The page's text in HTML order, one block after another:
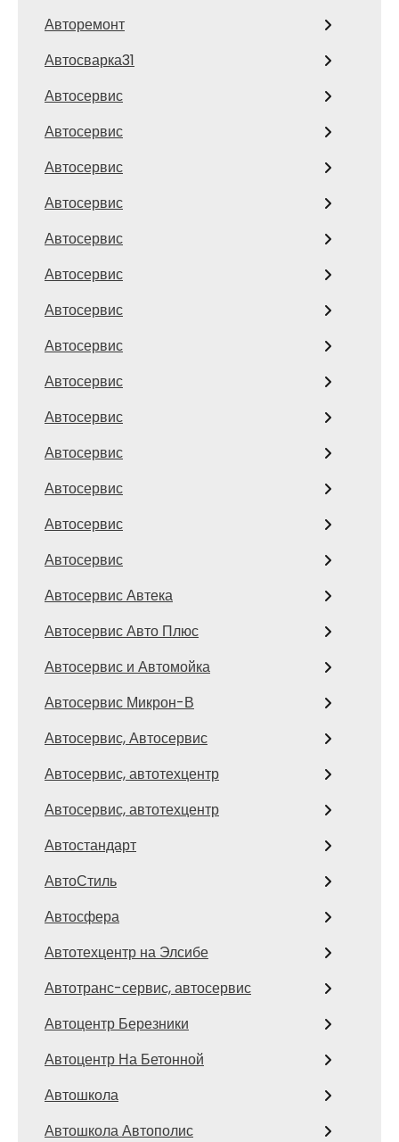
Авторемонт
Автосварка31
Автосервис
Автосервис
Автосервис
Автосервис
Автосервис
Автосервис
Автосервис
Автосервис
Автосервис
Автосервис
Автосервис
Автосервис
Автосервис
Автосервис
Автосервис Автека
Автосервис Авто Плюс
Автосервис и Автомойка
Автосервис Микрон-В
Автосервис, Автосервис
Автосервис, автотехцентр
Автосервис, автотехцентр
Автостандарт
АвтоСтиль
Автосфера
Автотехцентр на Элсибе
Автотранс-сервис, автосервис
Автоцентр Березники
Автоцентр На Бетонной
Автошкола
Автошкола Автополис